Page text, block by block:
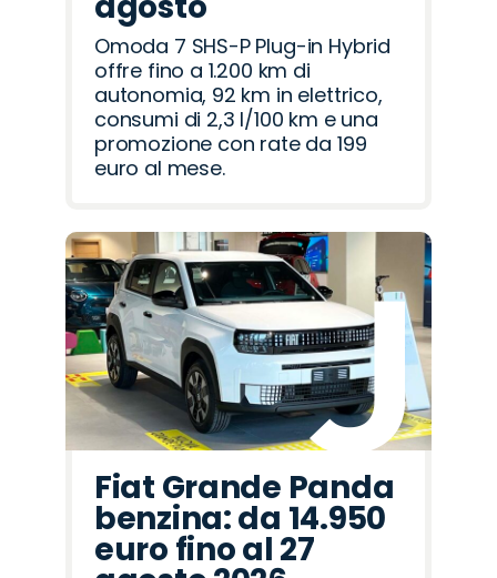
Omoda 7 SHS-P Plug-in Hybrid
offre fino a 1.200 km di
autonomia, 92 km in elettrico,
consumi di 2,3 l/100 km e una
promozione con rate da 199
euro al mese.
Fiat Grande Panda
benzina: da 14.950
euro fino al 27